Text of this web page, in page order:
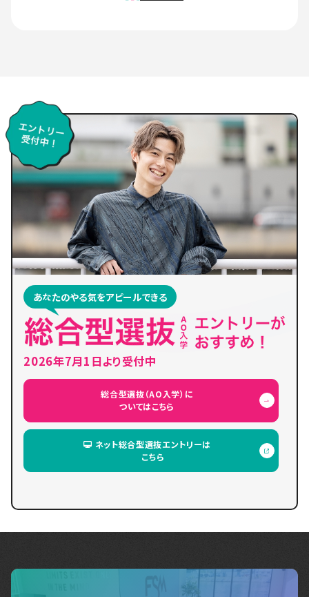
あなたのやる気をアピールできる
2026年7月1日より受付中
総合型選抜（AO入学）に
ついてはこちら
ネット総合型選抜エントリーは
こちら